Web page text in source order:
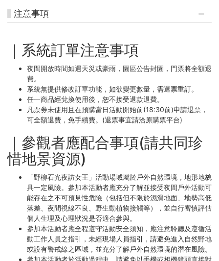
注意事項
｜系統訂單注意事項
夜間開放時間如遇天災或豪雨，園區公告封園，門票將全額退
費。
系統無提供修改訂單功能，如欲變更數量，需退票重訂。
任一商品經兌換使用後，恕不接受退款退費。
凡票券未使用且在預購當日活動開始前(18:30前)申請退票，
可全額退費，免手續費。(退票事宜請洽原購票平台)
｜參觀者應配合事項(請共同珍
惜地景資源)
「野柳石光夜訪女王」活動場域屬於戶外自然環境，地形地貌
具一定風險。參加本活動者應充分了解並接受夜間戶外活動可
能存在之不可預見性危險（包括但不限於濕滑地面、地勢高低
落差、夜間視線不良、野生動植物接觸等），並自行審慎評估
個人生理及心理狀況是否適合參與。
參加本活動者應全程遵守活動安全須知，應注意聆聽及遵循活
動工作人員之指引，未經現場人員指引，請避免進入自然野地
或設有警戒線之區域，並充分了解戶外自然環境的潛在風險。
參加本活動者於活動過程中，請避免以手機或相機鏡頭直接對